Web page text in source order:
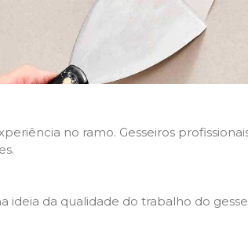
no ramo. Gesseiros
da qualidade do trabalho do